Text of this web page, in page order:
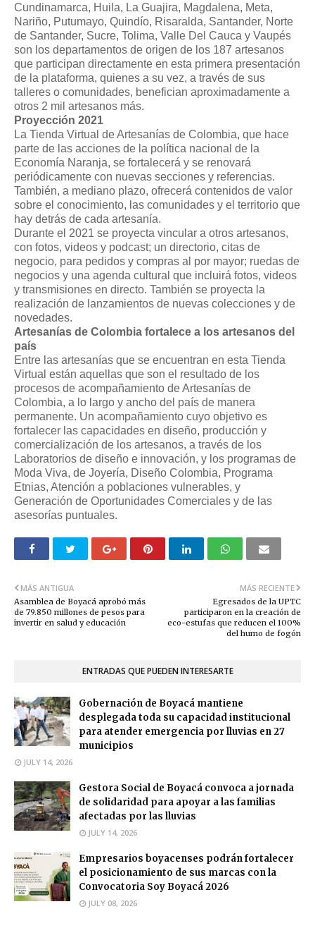
Cundinamarca, Huila, La Guajira, Magdalena, Meta,
Nariño, Putumayo, Quindío, Risaralda, Santander, Norte
de Santander, Sucre, Tolima, Valle Del Cauca y Vaupés
son los departamentos de origen de los 187 artesanos
que participan directamente en esta primera presentación
de la plataforma, quienes a su vez, a través de sus
talleres o comunidades, benefician aproximadamente a
otros 2 mil artesanos más.
Proyección 2021
La Tienda Virtual de Artesanías de Colombia, que hace
parte de las acciones de la política nacional de la
Economía Naranja, se fortalecerá y se renovará
periódicamente con nuevas secciones y referencias.
También, a mediano plazo, ofrecerá contenidos de valor
sobre el conocimiento, las comunidades y el territorio que
hay detrás de cada artesanía.
Durante el 2021 se proyecta vincular a otros artesanos,
con fotos, videos y podcast; un directorio, citas de
negocio, para pedidos y compras al por mayor; ruedas de
negocios y una agenda cultural que incluirá fotos, videos
y transmisiones en directo. También se proyecta la
realización de lanzamientos de nuevas colecciones y de
novedades.
Artesanías de Colombia fortalece a los artesanos del
país
Entre las artesanías que se encuentran en esta Tienda
Virtual están aquellas que son el resultado de los
procesos de acompañamiento de Artesanías de
Colombia, a lo largo y ancho del país de manera
permanente. Un acompañamiento cuyo objetivo es
fortalecer las capacidades en diseño, producción y
comercialización de los artesanos, a través de los
Laboratorios de diseño e innovación, y los programas de
Moda Viva, de Joyería, Diseño Colombia, Programa
Etnias, Atención a poblaciones vulnerables, y
Generación de Oportunidades Comerciales y de las
asesorías puntuales.
MÁS RECIENTE
Egresados de la UPTC
participaron en la creación de
eco-estufas que reducen el 100%
del humo de fogón
MÁS ANTIGUA
Asamblea de Boyacá aprobó más
de 79.850 millones de pesos para
invertir en salud y educación
ENTRADAS QUE PUEDEN INTERESARTE
Gobernación de Boyacá mantiene
desplegada toda su capacidad institucional
para atender emergencia por lluvias en 27
municipios
JULY 14, 2026
Gestora Social de Boyacá convoca a jornada
de solidaridad para apoyar a las familias
afectadas por las lluvias
JULY 14, 2026
Empresarios boyacenses podrán fortalecer
el posicionamiento de sus marcas con la
Convocatoria Soy Boyacá 2026
JULY 08, 2026